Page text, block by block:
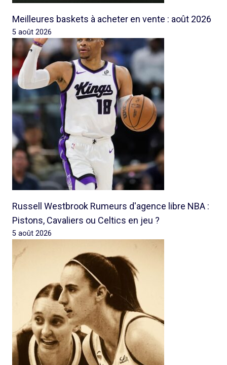
Meilleures baskets à acheter en vente : août 2026
5 août 2026
Russell Westbrook Rumeurs d'agence libre NBA :
Pistons, Cavaliers ou Celtics en jeu ?
5 août 2026